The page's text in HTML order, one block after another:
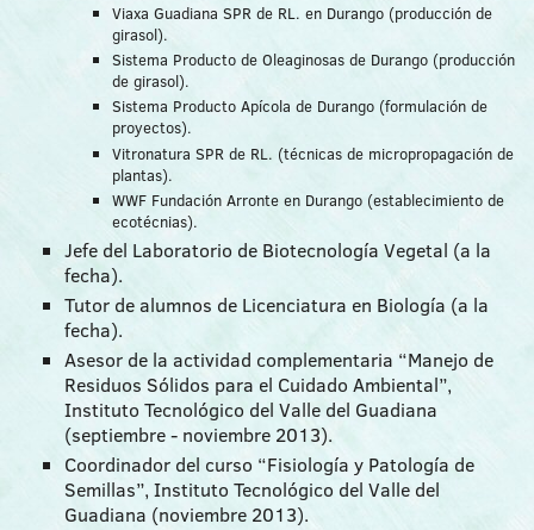
Viaxa Guadiana SPR de RL. en Durango (producción de
girasol).
Sistema Producto de Oleaginosas de Durango (producción
de girasol).
Sistema Producto Apícola de Durango (formulación de
proyectos).
Vitronatura SPR de RL. (técnicas de micropropagación de
plantas).
WWF Fundación Arronte en Durango (establecimiento de
ecotécnias).
Jefe del Laboratorio de Biotecnología Vegetal (a la
fecha).
Tutor de alumnos de Licenciatura en Biología (a la
fecha).
Asesor de la actividad complementaria “Manejo de
Residuos Sólidos para el Cuidado Ambiental”,
Instituto Tecnológico del Valle del Guadiana
(septiembre - noviembre 2013).
Coordinador del curso “Fisiología y Patología de
Semillas”, Instituto Tecnológico del Valle del
Guadiana (noviembre 2013).